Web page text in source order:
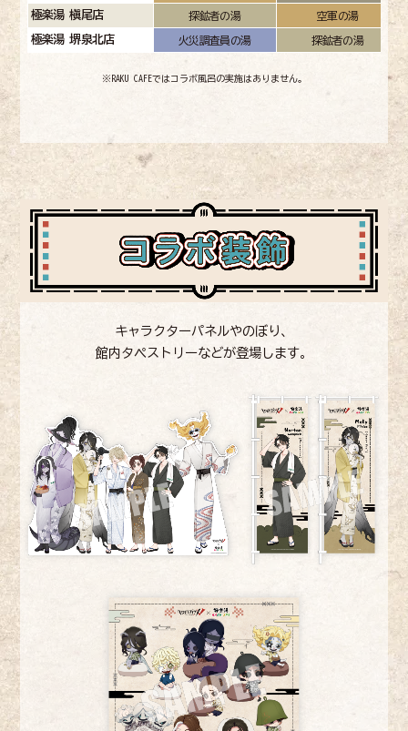
極楽湯 槇尾店 探鉱者の湯 空軍の湯
極楽湯 堺泉北店 火災調査員の湯 探鉱者の湯
※RAKU CAFEではコラボ風呂の実施はありません。
キャラクターパネルやのぼり、
館内タペストリーなどが登場します。